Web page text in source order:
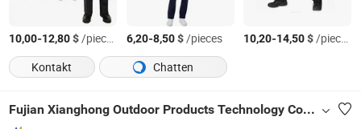
10,00-12,80$/pieces 6,20-8,50$/pieces 10,20-14,50$/pieces
Kontakt
Chatten
Fujian Xianghong Outdoor Products Technology Co., Ltd.